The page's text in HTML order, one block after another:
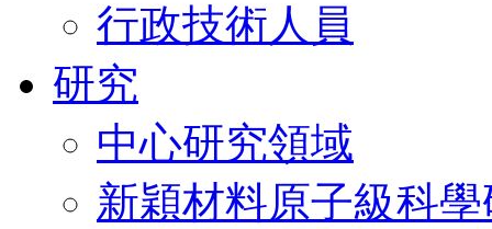
行政技術人員
研究
中心研究領域
新穎材料原子級科